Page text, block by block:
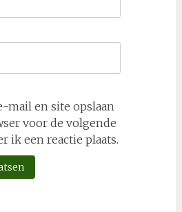
mail en site opslaan
voor de volgende
ik een reactie plaats.